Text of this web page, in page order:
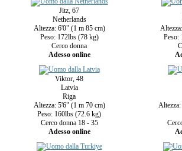
Jitz, 67
Netherlands
Altezza: 6'0" (1 m 85 cm)
Peso: 172lbs (78 kg)
Cerco donna
Adesso online
Peso:
Viktor, 48
Latvia
Riga
Altezza: 5'6" (1 m 70 cm)
Peso: 160lbs (72.6 kg)
Cerco donna 18 - 35
Adesso online